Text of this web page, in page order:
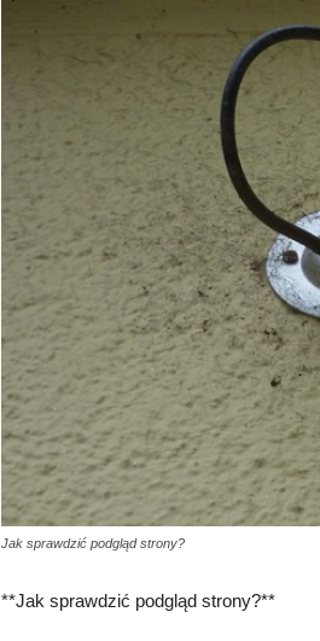
Jak sprawdzić podgląd strony?
**Jak sprawdzić podgląd strony?**